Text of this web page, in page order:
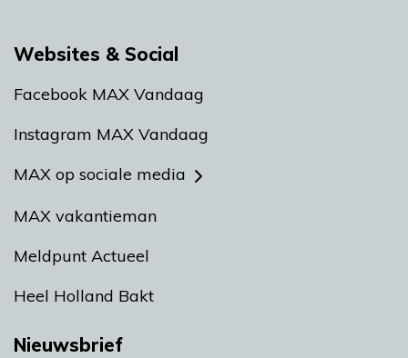
Websites & Social
Facebook MAX Vandaag
Instagram MAX Vandaag
MAX op sociale media
MAX vakantieman
Meldpunt Actueel
Heel Holland Bakt
Nieuwsbrief